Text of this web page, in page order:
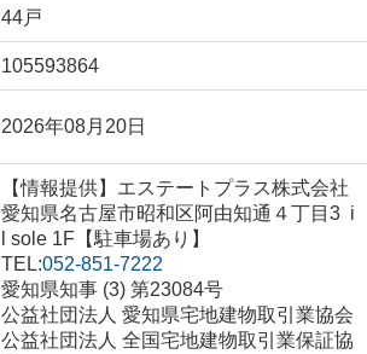
44戸
105593864
2026年08月20日
【情報提供】エステートプラス株式会社
愛知県名古屋市昭和区阿由知通４丁目3 i
l sole 1F【駐車場あり】
TEL:052-851-7222
愛知県知事 (3) 第23084号
公益社団法人 愛知県宅地建物取引業協会
公益社団法人 全国宅地建物取引業保証協